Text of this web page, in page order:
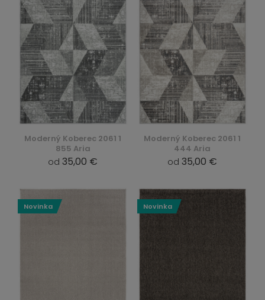
Moderný Koberec 2061 1
855 Aria
od 35,00 €
Moderný Koberec 2061 1
444 Aria
od 35,00 €
Novinka Novinka